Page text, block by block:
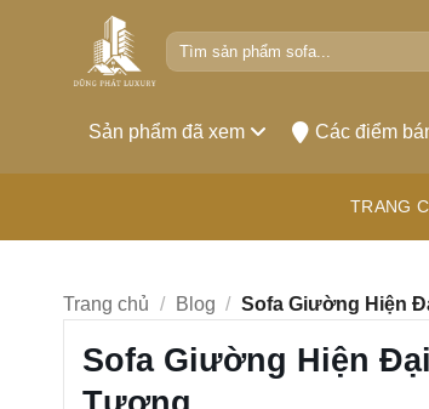
Tìm
kiếm:
Sản phẩm đã xem Các điểm
TRANG
Trang chủ / Blog / Sofa Giường Hiện
Sofa Giường Hiện